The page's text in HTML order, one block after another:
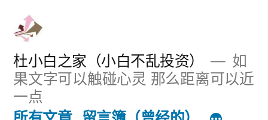
杜小白之家（小白不乱投资）
如
果文字可以触碰心灵 那么距离可以近
一点